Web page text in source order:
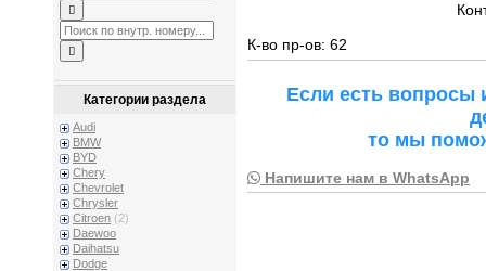
Категории раздела
Audi
BMW
BYD
Chery
Chevrolet
Chrysler
Citroen (2)
Daewoo
Daihatsu
Dodge
К-во пр-ов: 62
Если есть
то мы
Напишите нам в WhatsApp